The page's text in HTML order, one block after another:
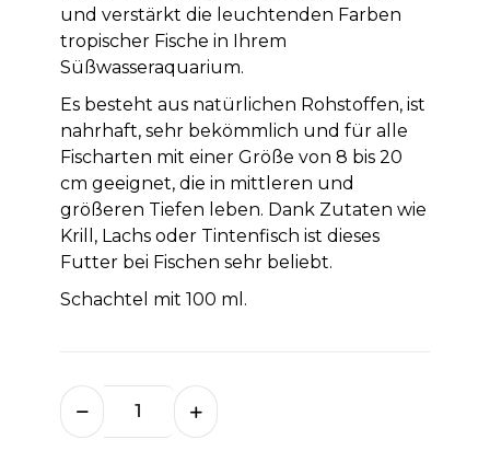
und verstärkt die leuchtenden Farben
tropischer Fische in Ihrem
Süßwasseraquarium.
Es besteht aus natürlichen Rohstoffen, ist
nahrhaft, sehr bekömmlich und für alle
Fischarten mit einer Größe von 8 bis 20
cm geeignet, die in mittleren und
größeren Tiefen leben. Dank Zutaten wie
Krill, Lachs oder Tintenfisch ist dieses
Futter bei Fischen sehr beliebt.
Schachtel mit 100 ml.